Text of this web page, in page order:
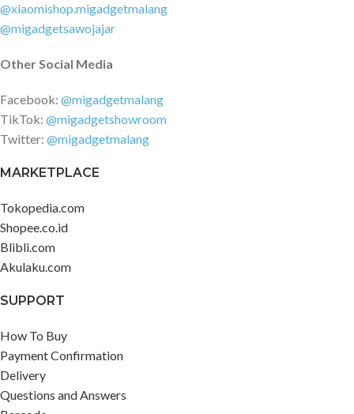
@xiaomishop.migadgetmalang
@migadgetsawojajar
Other Social Media
Facebook: @migadgetmalang
TikTok: @migadgetshowroom
Twitter: @migadgetmalang
MARKETPLACE
Tokopedia.com
Shopee.co.id
Blibli.com
Akulaku.com
SUPPORT
How To Buy
Payment Confirmation
Delivery
Questions and Answers